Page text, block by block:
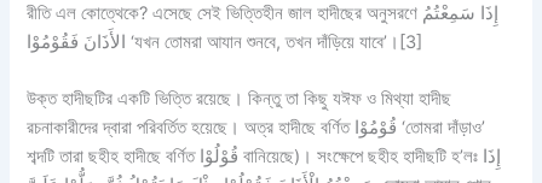
রীতি এল কোত্থেকে? এসেছে সেই ভিত্তিহীন জাল হাদীছের অনুসরণে إِذَا سَمِعْتُمُ
الأَذَانَ فَقُوْمُوْا ‘যখন তোমরা আযান শুনবে, তখন দাঁড়িয়ে যাবে’।[3]
উক্ত হাদীছটির একটি ভিত্তি রয়েছে। কিন্তু তা কিছু যঈফ ও মিথ্যা হাদীছ
রচনাকারীদের দ্বারা পরিবর্তিত হয়েছে। অত্র হাদীছে বর্ণিত قُوْمُوْا ‘তোমরা দাঁড়াও’
শব্দটি তারা ছহীহ হাদীছে বর্ণিত قُوْلُوْا বানিয়েছে)। সংক্ষেপে ছহীহ হাদীছটি হ’লঃ إِذَا